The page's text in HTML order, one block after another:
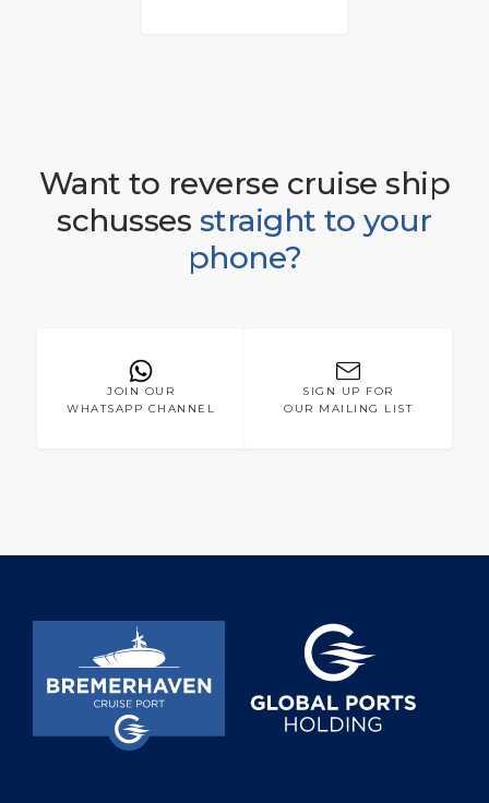
Want to reverse cruise ship
schusses straight to your
phone?
JOIN OUR
WHATSAPP CHANNEL
SIGN UP FOR
OUR MAILING LIST